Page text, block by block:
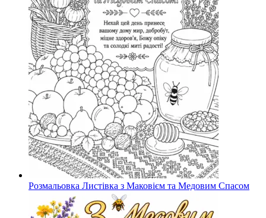
Розмальовка Листівка з Маковієм та Медовим Спасом